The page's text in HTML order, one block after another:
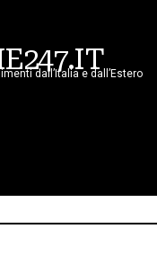
dall’Italia e dall’Estero